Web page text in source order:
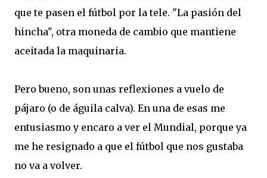
que te pasen el fútbol por la tele. "La pasión del
hincha", otra moneda de cambio que mantiene
aceitada la maquinaria.
Pero bueno, son unas reflexiones a vuelo de
pájaro (o de águila calva). En una de esas me
entusiasmo y encaro a ver el Mundial, porque ya
me he resignado a que el fútbol que nos gustaba
no va a volver.